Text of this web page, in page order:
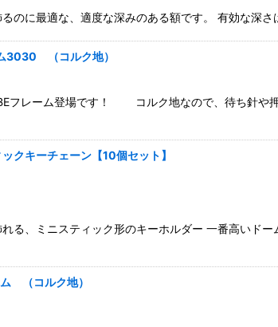
るのに最適な、適度な深みのある額です。 有効な
3030 （コルク地）
フレーム登場です！ コルク地なので、待ち針や
クキーチェーン【10個セット】
れる、ミニスティック形のキーホルダー 一番高い
ム （コルク地）